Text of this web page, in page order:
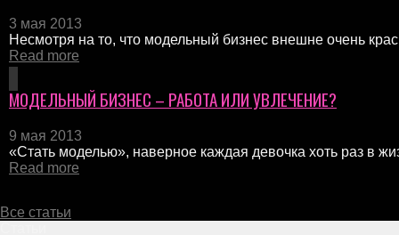
3 мая 2013
Несмотря на то, что модельный бизнес внешне очень
Read more
МОДЕЛЬНЫЙ БИЗНЕС – РАБОТА ИЛИ УВЛЕЧЕНИЕ?
9 мая 2013
«Стать моделью», наверное каждая девочка хоть раз в
Read more
Все статьи